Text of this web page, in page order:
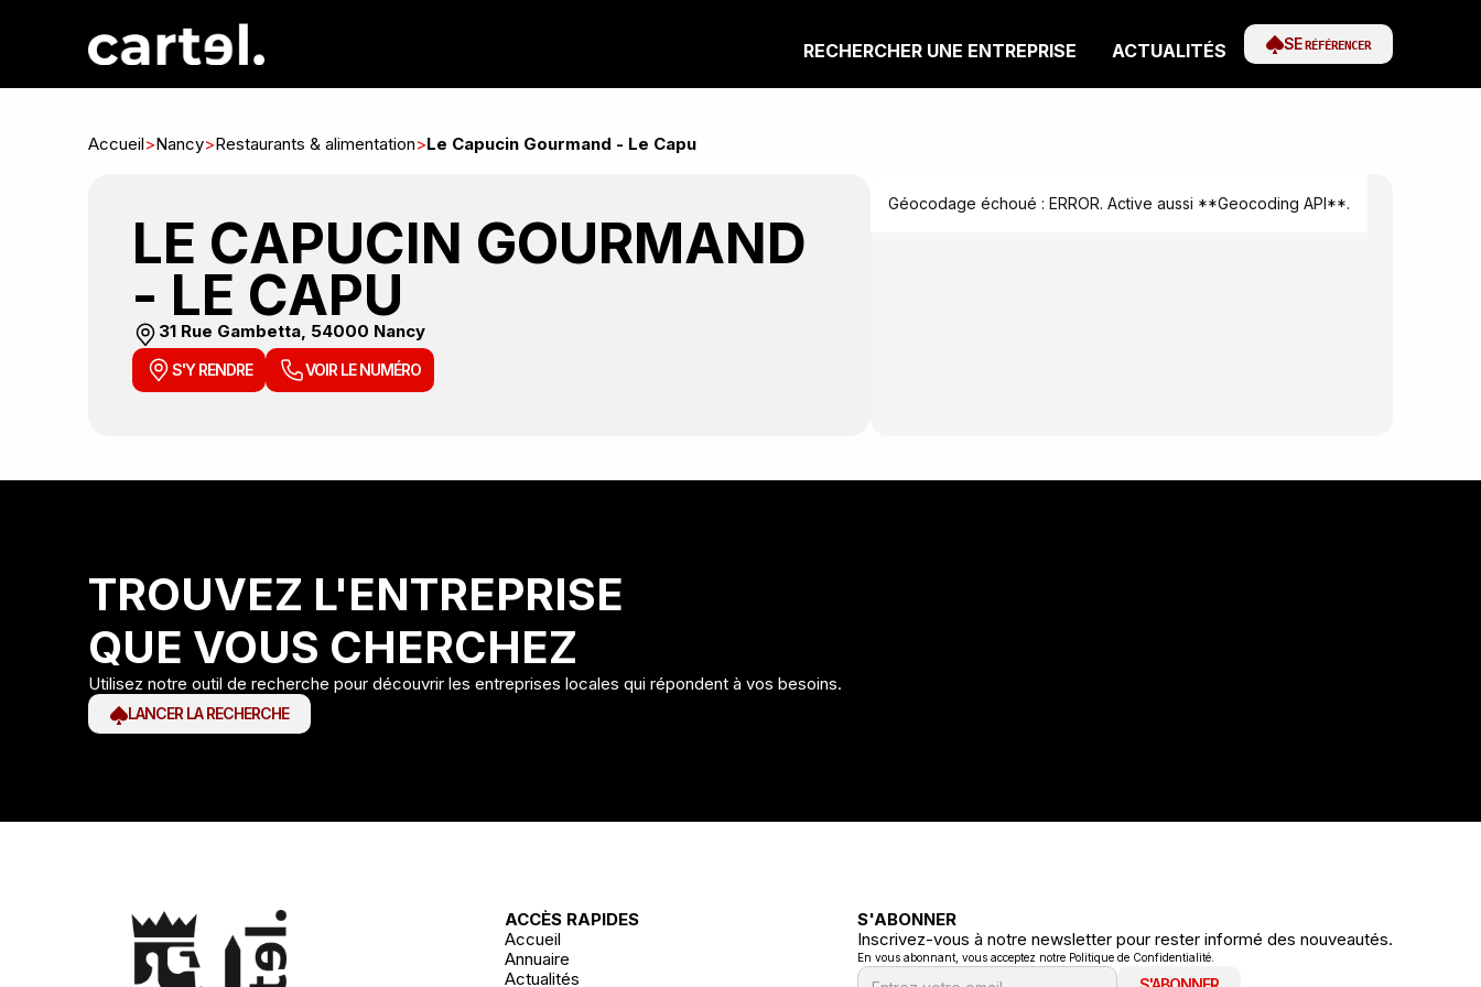
RECHERCHER UNE ENTREPRISE ACTUALITÉS SERÉFÉRENCER
Accueil>Nancy>Restaurants & alimentation>Le Capucin Gourmand - Le Capu
LE CAPUCIN GOURMAND
- LE CAPU
31 Rue Gambetta, 54000 Nancy
S'Y RENDRE VOIR LE NUMÉRO
Géocodage échoué : ERROR. Active aussi **Geocoding API**.
TROUVEZ L'ENTREPRISE
QUE VOUS CHERCHEZ
Utilisez notre outil de recherche pour découvrir les entreprises locales qui répondent à vos besoins.
LANCER LA RECHERCHE
ACCÈS RAPIDES
Accueil
Annuaire
Actualités
S'ABONNER
Inscrivez-vous à notre newsletter pour rester informé des nouveautés.
En vous abonnant, vous acceptez notre Politique de Confidentialité.